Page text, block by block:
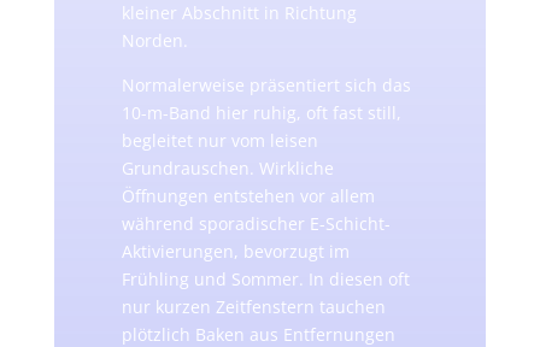
kleiner Abschnitt in Richtung
Norden.
Normalerweise präsentiert sich das
10-m-Band hier ruhig, oft fast still,
begleitet nur vom leisen
Grundrauschen. Wirkliche
Öffnungen entstehen vor allem
während sporadischer E-Schicht-
Aktivierungen, bevorzugt im
Frühling und Sommer. In diesen oft
nur kurzen Zeitfenstern tauchen
plötzlich Baken aus Entfernungen